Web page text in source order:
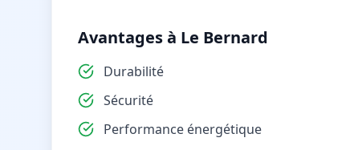
Avantages à Le Bernard
Durabilité
Sécurité
Performance énergétique